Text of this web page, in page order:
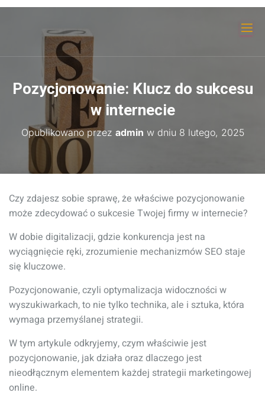
Pozycjonowanie: Klucz do sukcesu
w internecie
Opublikowano przez admin w dniu 8 lutego, 2025
Czy zdajesz sobie sprawę, że właściwe pozycjonowanie
może zdecydować o sukcesie Twojej firmy w internecie?
W dobie digitalizacji, gdzie konkurencja jest na
wyciągnięcie ręki, zrozumienie mechanizmów SEO staje
się kluczowe.
Pozycjonowanie, czyli optymalizacja widoczności w
wyszukiwarkach, to nie tylko technika, ale i sztuka, która
wymaga przemyślanej strategii.
W tym artykule odkryjemy, czym właściwie jest
pozycjonowanie, jak działa oraz dlaczego jest
nieodłącznym elementem każdej strategii marketingowej
online.